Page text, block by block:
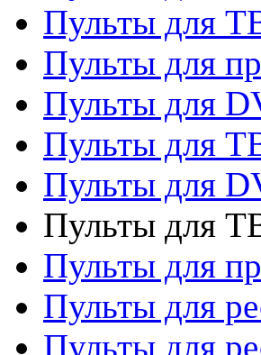
Пульты для
Пульты для
Пульты для
Пульты для
Пульты для
Пульты для
Пульты для
Пульты для
Пульты для